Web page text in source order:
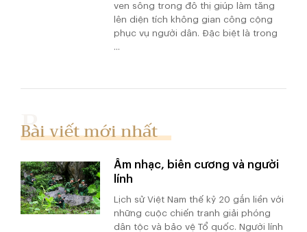
ven sông trong đô thị giúp làm tăng
lên diện tích không gian công cộng
phục vụ người dân. Đặc biệt là trong
...
Bài viết mới nhất
Âm nhạc, biên cương và người
lính
Lịch sử Việt Nam thế kỷ 20 gắn liền với
những cuộc chiến tranh giải phóng
dân tộc và bảo vệ Tổ quốc. Người lính